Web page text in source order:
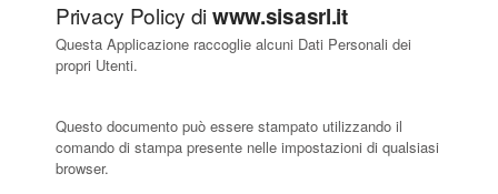
CONTACT INFORMATION
Privacy Policy di www.sisasrl.it
Questa Applicazione raccoglie alcuni Dati Personali dei
propri Utenti.
Questo documento può essere stampato utilizzando il
comando di stampa presente nelle impostazioni di qualsiasi
browser.